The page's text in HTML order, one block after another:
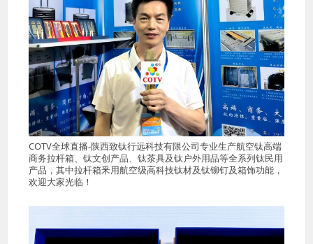
COTV全球直播-陕西致钛行远科技有限公司专业生产航空钛高端
商务拉杆箱、钛文创产品、钛茶具及钛户外用品等全系列钛民用
产品，其中拉杆箱釆用航空级高科技钛材及钛铆钉及箱饰功能，
欢迎大家光临！